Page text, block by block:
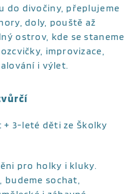
do divočiny, přeplujeme
doly, pouště až
ostrov, kde se staneme
improvizace,
i výlet.
3-leté děti ze Školky
pro holky i kluky.
budeme sochat,